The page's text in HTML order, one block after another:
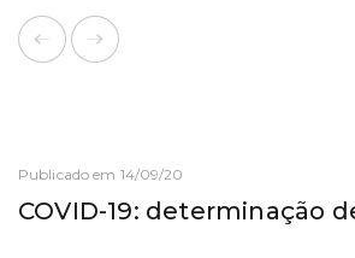
Publicado em 14/09/20
COVID-19: determinação